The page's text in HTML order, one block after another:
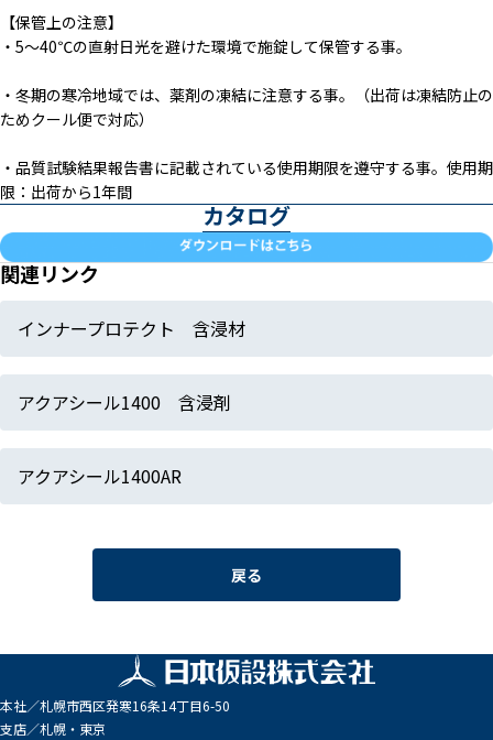
【保管上の注意】
・5～40℃の直射日光を避けた環境で施錠して保管する事。
・冬期の寒冷地域では、薬剤の凍結に注意する事。（出荷は凍結防止の
ためクール便で対応）
・品質試験結果報告書に記載されている使用期限を遵守する事。使用期
限：出荷から1年間
カタログ
関連リンク
インナープロテクト 含浸材
アクアシール1400 含浸剤
アクアシール1400AR
戻る
本社／札幌市西区発寒16条14丁目6-50
支店／札幌・東京